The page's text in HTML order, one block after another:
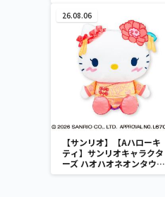
26.08.06
【サンリオ】【Aハローキ
ティ】サンリオキャラクタ
ーズ ハオハオネオンタウン
ドールBIGタイプ1